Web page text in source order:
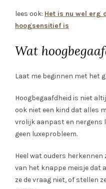
lees ook: Het is nu wel erg
hoogsensitief is
Wat
Laat me beginnen met het
Hoogbegaafdheid is niet
ook niet een kind dat alles
vrolijk aanpast en nergens
geen luxeprobleem.
Heel wat ouders
van het knappe meisje dat
ze de vraag niet, of stellen